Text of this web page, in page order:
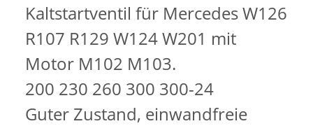
Kaltstartventil für Mercedes W126
R107 R129 W124 W201 mit
Motor M102 M103.
200 230 260 300 300-24
Guter Zustand, einwandfreie